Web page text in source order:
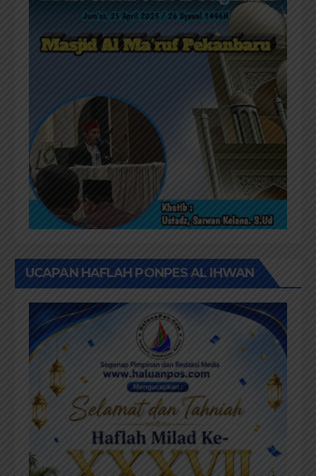
UCAPAN HAFLAH PONPES AL IHWAN